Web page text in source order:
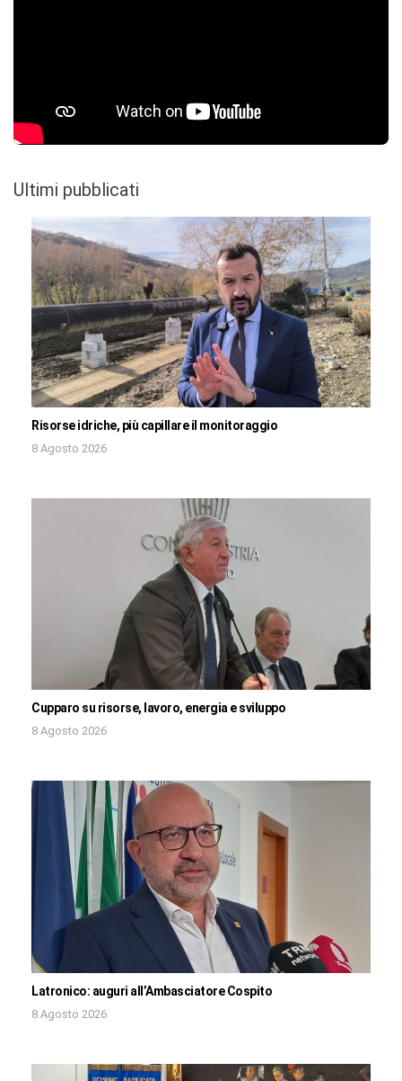
Ultimi pubblicati
Risorse idriche, più capillare il monitoraggio
8 Agosto 2026
Cupparo su risorse, lavoro, energia e sviluppo
8 Agosto 2026
Latronico: auguri all’Ambasciatore Cospito
8 Agosto 2026